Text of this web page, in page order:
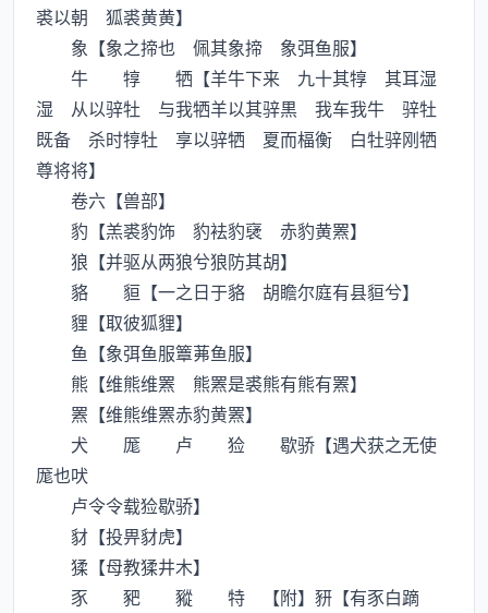
裘以朝 狐裘黄黄】
象【象之揥也 佩其象揥 象弭鱼服】
牛 犉 牺【羊牛下来 九十其犉 其耳湿
湿 从以骍牡 与我牺羊以其骍黒 我车我牛 骍牡
既备 杀时犉牡 享以骍牺 夏而楅衡 白牡骍刚牺
尊将将】
卷六【兽部】
豹【羔裘豹饰 豹袪豹裦 赤豹黄罴】
狼【并驱从两狼兮狼防其胡】
貉 貆【一之日于貉 胡瞻尔庭有县貆兮】
貍【取彼狐貍】
鱼【象弭鱼服簟茀鱼服】
熊【维熊维罴 熊罴是裘熊有熊有罴】
罴【维熊维罴赤豹黄罴】
犬 厖 卢 猃 歇骄【遇犬获之无使
厖也吠
卢令令载猃歇骄】
豺【投畀豺虎】
猱【母教猱井木】
豕 豝 豵 特 【附】豜【有豕白蹢